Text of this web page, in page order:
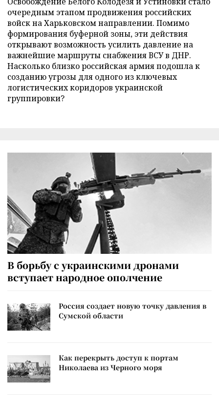
очередным этапом продвижения российских
войск на Харьковском направлении. Помимо
формирования буферной зоны, эти действия
открывают возможность усилить давление на
важнейшие маршруты снабжения ВСУ в ДНР.
Насколько близко российская армия подошла к
созданию угрозы для одного из ключевых
логистических коридоров украинской
группировки?
В борьбу с украинскими дронами
вступает народное ополчение
Россия создает новую точку давления в
Сумской области
Как перекрыть доступ к портам
Николаева из Черного моря